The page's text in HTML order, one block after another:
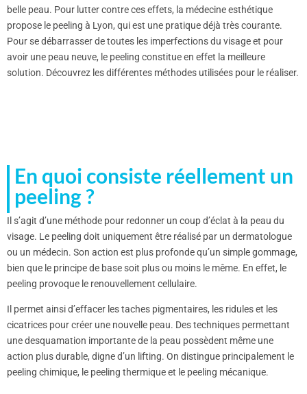
belle peau. Pour lutter contre ces effets, la médecine esthétique
propose le peeling à Lyon, qui est une pratique déjà très courante.
Pour se débarrasser de toutes les imperfections du visage et pour
avoir une peau neuve, le peeling constitue en effet la meilleure
solution. Découvrez les différentes méthodes utilisées pour le réaliser.
En quoi consiste réellement un
peeling ?
Il s’agit d’une méthode pour redonner un coup d’éclat à la peau du
visage. Le peeling doit uniquement être réalisé par un dermatologue
ou un médecin. Son action est plus profonde qu’un simple gommage,
bien que le principe de base soit plus ou moins le même. En effet, le
peeling provoque le renouvellement cellulaire.
Il permet ainsi d’effacer les taches pigmentaires, les ridules et les
cicatrices pour créer une nouvelle peau. Des techniques permettant
une desquamation importante de la peau possèdent même une
action plus durable, digne d’un lifting. On distingue principalement le
peeling chimique, le peeling thermique et le peeling mécanique.